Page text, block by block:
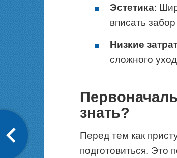
Эстетика:
вписать
Низкие
сложного
знать?
Перед тем как
подготовиться. Это